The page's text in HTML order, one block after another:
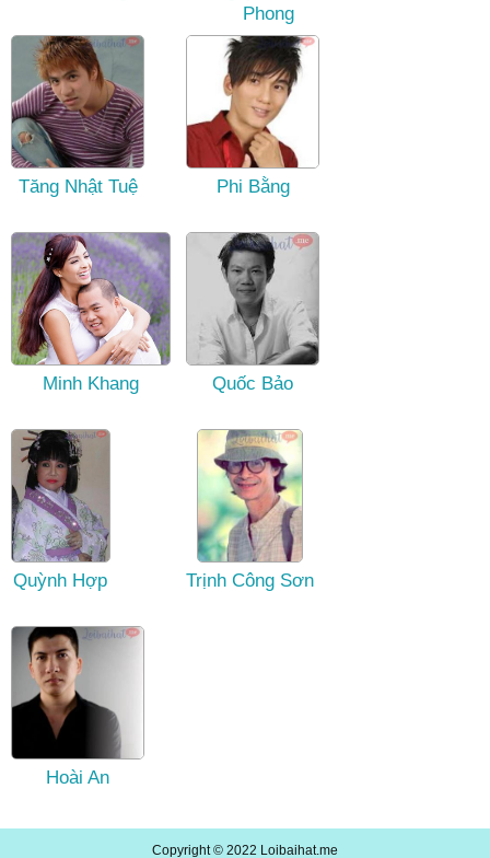
Phong
Tăng Nhật Tuệ Phi Bằng
Minh Khang Quốc Bảo
Quỳnh Hợp Trịnh Công Sơn
Hoài An
Copyright © 2022 Loibaihat.me